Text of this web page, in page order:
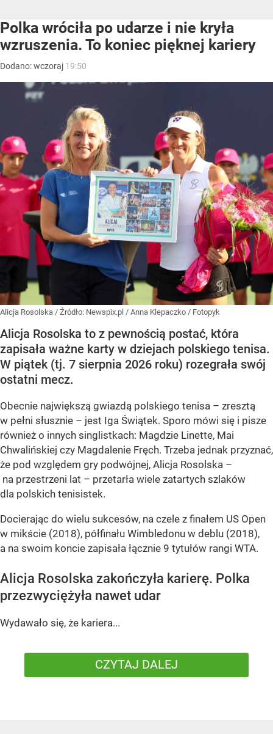
Polka wróciła po udarze i nie kryła
wzruszenia. To koniec pięknej kariery
Dodano:wczoraj 19:50
Alicja Rosolska / Źródło: Newspix.pl / Anna Klepaczko / Fotopyk
Alicja Rosolska to z pewnością postać, która
zapisała ważne karty w dziejach polskiego tenisa.
W piątek (tj. 7 sierpnia 2026 roku) rozegrała swój
ostatni mecz.
Obecnie największą gwiazdą polskiego tenisa – zresztą
w pełni słusznie – jest Iga Świątek. Sporo mówi się i pisze
również o innych singlistkach: Magdzie Linette, Mai
Chwalińskiej czy Magdalenie Fręch. Trzeba jednak przyznać,
że pod względem gry podwójnej, Alicja Rosolska –
na przestrzeni lat – przetarła wiele zatartych szlaków
dla polskich tenisistek.
Docierając do wielu sukcesów, na czele z finałem US Open
w mikście (2018), półfinału Wimbledonu w deblu (2018),
a na swoim koncie zapisała łącznie 9 tytułów rangi WTA.
Alicja Rosolska zakończyła karierę. Polka
przezwyciężyła nawet udar
Wydawało się, że kariera...
CZYTAJ DALEJ